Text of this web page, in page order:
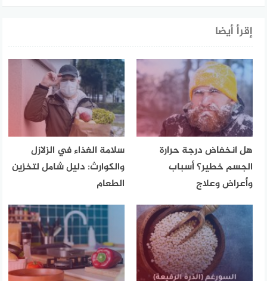
إقرأ أيضا
هل انخفاض درجة حرارة
الجسم خطير؟ أسباب
وأعراض وعلاج
سلامة الغذاء في الزلازل
والكوارث: دليل شامل لتخزين
الطعام